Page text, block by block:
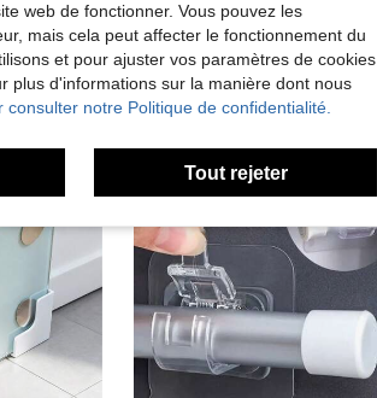
web de fonctionner. Vous pouvez les
mais cela peut affecter le fonctionnement du
et pour ajuster vos paramètres de cookies
plus d'informations sur la manière dont nous
consulter notre Politique de confidentialité.
Tout rejeter